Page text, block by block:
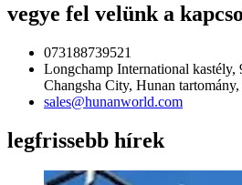
vegye fel velünk a
073188739521
Longchamp International kastély,
Changsha City, Hunan
sales@hunanworld.com
legfrissebb hírek